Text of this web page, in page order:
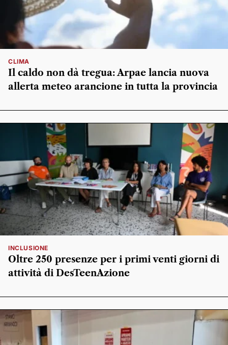
CLIMA
Il caldo non dà tregua: Arpae lancia nuova
allerta meteo arancione in tutta la provincia
INCLUSIONE
Oltre 250 presenze per i primi venti giorni di
attività di DesTeenAzione